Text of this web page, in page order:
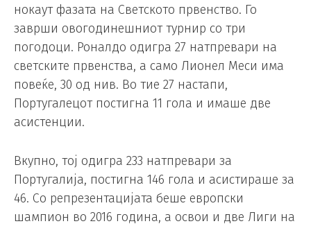
нокаут фазата на Светското првенство. Го
заврши овогодинешниот турнир со три
погодоци. Роналдо одигра 27 натпревари на
светските првенства, а само Лионел Меси има
повеќе, 30 од нив. Во тие 27 настапи,
Португалецот постигна 11 гола и имаше две
асистенции.
Вкупно, тој одигра 233 натпревари за
Португалија, постигна 146 гола и асистираше за
46. Со репрезентацијата беше европски
шампион во 2016 година, а освои и две Лиги на